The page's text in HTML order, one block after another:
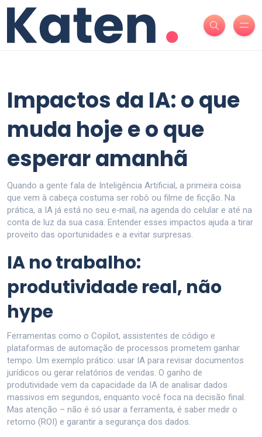
Impactos da IA: o que
muda hoje e o que
esperar amanhã
Quando a gente fala de Inteligência Artificial, a primeira coisa
que vem à cabeça costuma ser robô ou filme de ficção. Na
prática, a IA já está no seu e‑mail, na agenda do celular e até na
conta de luz da sua casa. Entender esses impactos ajuda a tirar
proveito das oportunidades e a evitar surpresas.
IA no trabalho:
produtividade real, não
hype
Ferramentas como o Copilot, assistentes de código e
plataformas de automação de processos prometem ganhar
tempo. Um exemplo prático: usar IA para revisar documentos
jurídicos ou gerar relatórios de vendas. O ganho de
produtividade vem da capacidade da IA de analisar dados
massivos em segundos, enquanto você foca na decisão final.
Mas atenção – não é só usar a ferramenta, é saber medir o
retorno (ROI) e garantir a segurança dos dados.